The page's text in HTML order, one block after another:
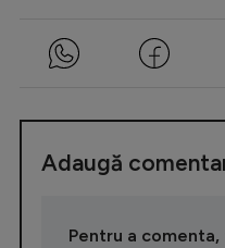
Adaugă
Pentru a